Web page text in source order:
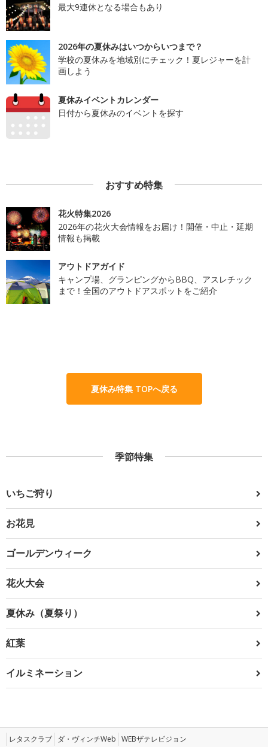
最大9連休となる場合もあり
2026年の夏休みはいつからいつまで？
学校の夏休みを地域別にチェック！夏レジャーを計
画しよう
夏休みイベントカレンダー
日付から夏休みのイベントを探す
おすすめ特集
花火特集2026
2026年の花火大会情報をお届け！開催・中止・延期
情報も掲載
アウトドアガイド
キャンプ場、グランピングからBBQ、アスレチック
まで！全国のアウトドアスポットをご紹介
夏休み特集 TOPへ戻る
季節特集
いちご狩り
お花見
ゴールデンウィーク
花火大会
夏休み（夏祭り）
紅葉
イルミネーション
レタスクラブ ダ・ヴィンチWeb WEBザテレビジョン